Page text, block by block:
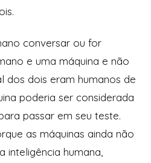
conversar ou for
e uma máquina e não
dos dois eram humanos de
poderia ser considerada
passar em seu teste.
as máquinas ainda não
inteligência humana,